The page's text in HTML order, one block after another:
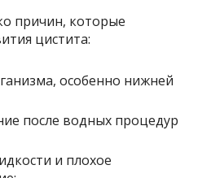
причин, которые
цистита:
особенно нижней
после водных процедур
и плохое